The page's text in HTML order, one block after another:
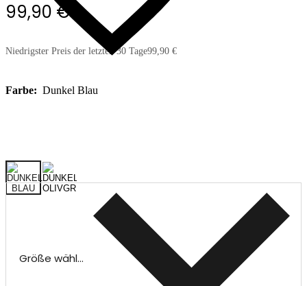
99,90 €
Niedrigster Preis der letzten 30 Tage99,90 €
Farbe: Dunkel Blau
Größe wählen